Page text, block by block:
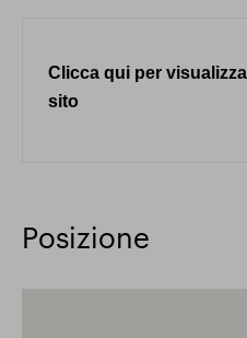
Clicca qui per
sito
Posizione